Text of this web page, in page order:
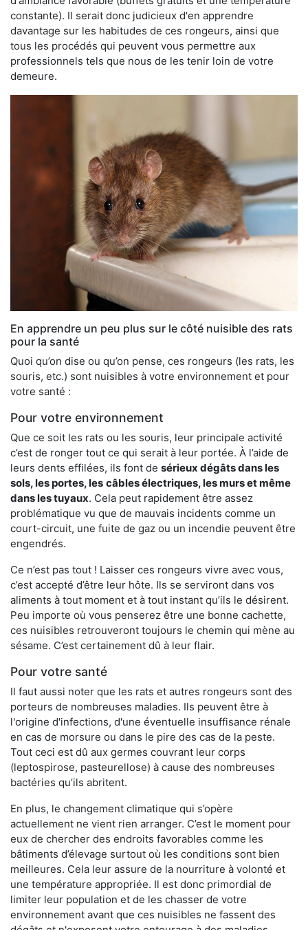
constante). Il serait donc judicieux d'en apprendre
davantage sur les habitudes de ces rongeurs, ainsi que
tous les procédés qui peuvent vous permettre aux
professionnels tels que nous de les tenir loin de votre
demeure.
En apprendre un peu plus sur le côté nuisible des rats
pour la santé
Quoi qu’on dise ou qu’on pense, ces rongeurs (les rats, les
souris, etc.) sont nuisibles à votre environnement et pour
votre santé :
Pour votre environnement
Que ce soit les rats ou les souris, leur principale activité
c’est de ronger tout ce qui serait à leur portée. À l’aide de
leurs dents effilées, ils font de sérieux dégâts dans les
sols, les portes, les câbles électriques, les murs et même
dans les tuyaux. Cela peut rapidement être assez
problématique vu que de mauvais incidents comme un
court-circuit, une fuite de gaz ou un incendie peuvent être
engendrés.
Ce n’est pas tout ! Laisser ces rongeurs vivre avec vous,
c’est accepté d’être leur hôte. Ils se serviront dans vos
aliments à tout moment et à tout instant qu’ils le désirent.
Peu importe où vous penserez être une bonne cachette,
ces nuisibles retrouveront toujours le chemin qui mène au
sésame. C’est certainement dû à leur flair.
Pour votre santé
Il faut aussi noter que les rats et autres rongeurs sont des
porteurs de nombreuses maladies. Ils peuvent être à
l'origine d'infections, d'une éventuelle insuffisance rénale
en cas de morsure ou dans le pire des cas de la peste.
Tout ceci est dû aux germes couvrant leur corps
(leptospirose, pasteurellose) à cause des nombreuses
bactéries qu’ils abritent.
En plus, le changement climatique qui s’opère
actuellement ne vient rien arranger. C’est le moment pour
eux de chercher des endroits favorables comme les
bâtiments d’élevage surtout où les conditions sont bien
meilleures. Cela leur assure de la nourriture à volonté et
une température appropriée. Il est donc primordial de
limiter leur population et de les chasser de votre
environnement avant que ces nuisibles ne fassent des